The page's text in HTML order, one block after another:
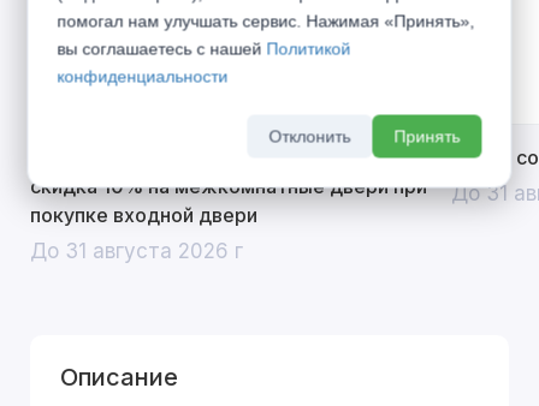
Открой двери выгоде. Дополнительная
скидка 10% на межкомнатные двери при
покупке входной двери
До 31 августа 2026 г
Divilux
До 31
Описание
помогал нам улучшать сервис. Нажимая «Принять»,
вы соглашаетесь с нашей Политикой
конфиденциальности
Отклонить Принять